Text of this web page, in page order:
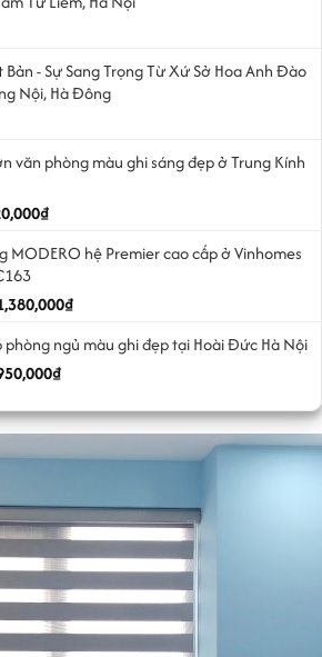
Bản - Sự Sang Trọng Từ Xứ Sở Hoa Anh Đào
Nội, Hà Đông
văn phòng màu ghi sáng đẹp ở Trung Kính
₫Giá
tại
220,000₫.
MODERO hệ Premier cao cấp ở Vinhomes
₫Giá
tại
phòng ngủ màu ghi đẹp tại Hoài Đức Hà Nội
₫Giá
tại
950,000₫.